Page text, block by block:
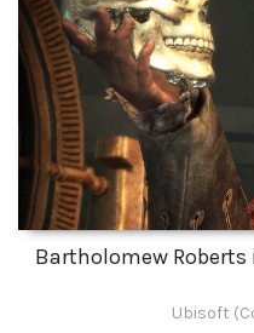
Bartholomew Roberts
Ubisoft